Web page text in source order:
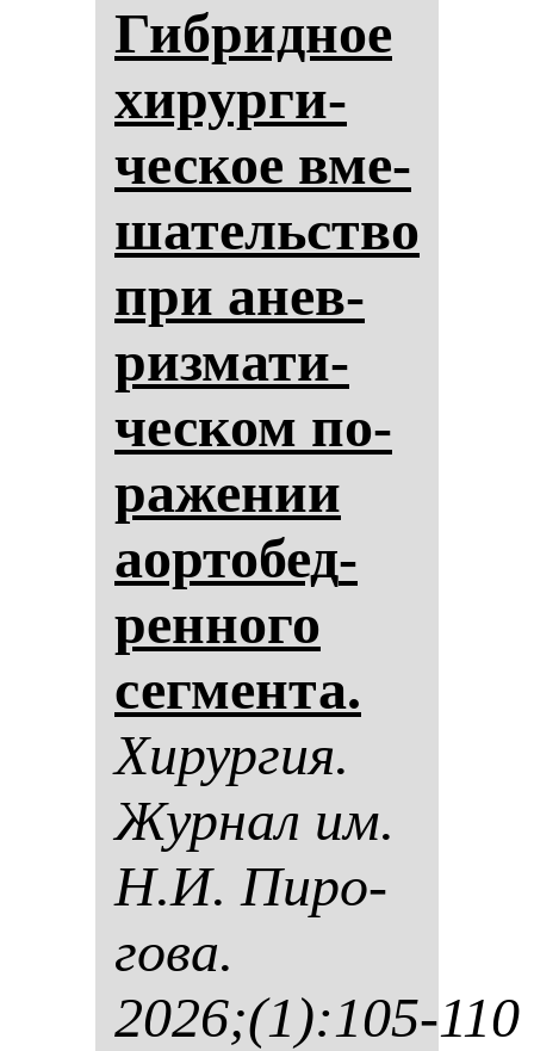
Гиб­рид­ное
хи­рур­ги­
чес­кое вме­
ша­тельство
при анев­
риз­ма­ти­
чес­ком по­
ра­же­нии
аор­то­бед­
рен­но­го
сег­мен­та.
Хи­рур­гия.
Жур­нал им.
Н.И. Пи­ро­
го­ва.
2026;(1):105-110